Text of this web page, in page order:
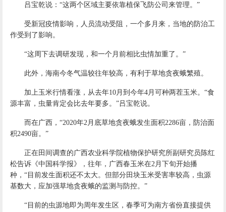
吕宝乾说：“这两个区域主要依靠植保飞防公司来管理。”
受新冠疫情影响，人员流动受阻，一个多月来，当地的防治工
作受到了影响。
“这周下去调研发现，和一个月前相比虫情加重了。”
此外，海南今冬气温较往年较高，有利于草地贪夜蛾繁殖。
加上玉米行情看涨，从去年10月到今年4月可种两茬玉米。“食
源丰富，虫量肯定会比去年要多。”吕宝乾说。
而在广西，“2020年2月底草地贪夜蛾发生面积2286亩，防治面
积2490亩。”
正在田间调查的广西农业科学院植物保护研究所副研究员陈红
松告诉《中国科学报》，往年，广西春玉米在2月下旬开始播
种，“目前发生面积还不太大。但部分田块玉米受害率较高，虫源
基数大，应加强草地贪夜蛾的监测与防控。”
“目前的虫源地即为周年发生区，春季可为南方省份直接提供